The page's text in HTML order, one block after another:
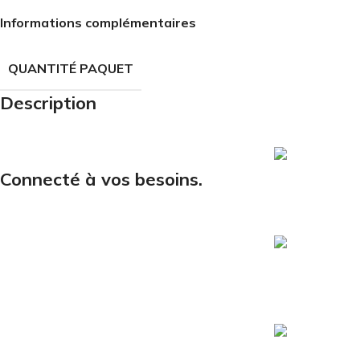
Informations complémentaires
QUANTITÉ PAQUET
Description
Connecté à vos besoins.